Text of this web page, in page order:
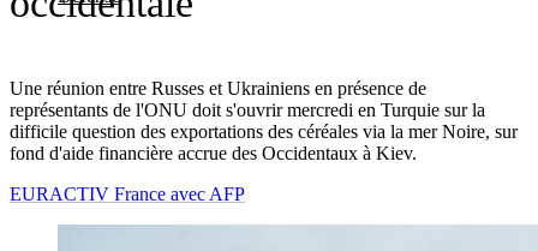
Une réunion entre Russes et Ukrainiens en présence de
représentants de l'ONU doit s'ouvrir mercredi en Turquie sur la
difficile question des exportations des céréales via la mer Noire, sur
fond d'aide financière accrue des Occidentaux à Kiev.
EURACTIV France avec AFP